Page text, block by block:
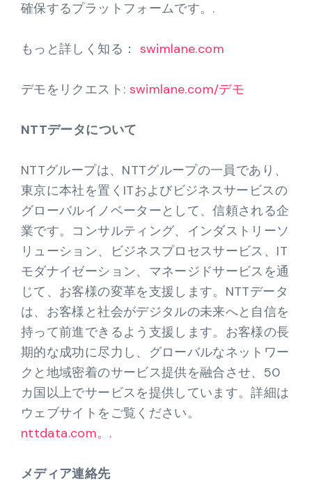
確保するプラットフォームです。.
もっと詳しく知る： swimlane.com
デモをリクエスト: swimlane.com/デモ
NTTデータについて
NTTグループは、NTTグループの一員であり、
東京に本社を置くITおよびビジネスサービスの
グローバルイノベーターとして、信頼される企
業です。コンサルティング、インダストリーソ
リューション、ビジネスプロセスサービス、IT
モダナイゼーション、マネージドサービスを通
じて、お客様の変革を支援します。NTTデータ
は、お客様と社会がデジタルの未来へと自信を
持って前進できるよう支援します。お客様の長
期的な成功に尽力し、グローバルなネットワー
クと地域密着のサービス提供を融合させ、50
カ国以上でサービスを提供しています。詳細は
ウェブサイトをご覧ください。
nttdata.com。.
メディア連絡先